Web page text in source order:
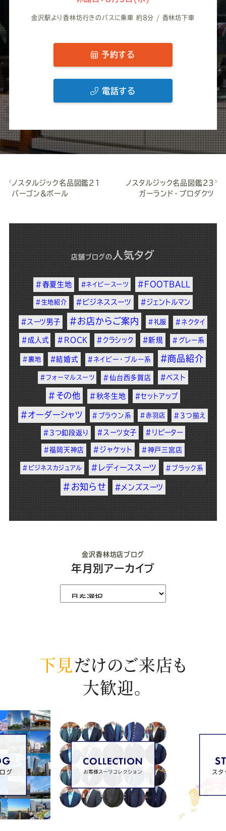
金沢駅より香林坊行きのバスに乗車 約8分 / 香林坊下車
予約する
電話する
ノスタルジック名品図鑑21
バーゴン&ボール
ノスタルジック名品図鑑23
ガーランド・プロダクツ
店舗ブログの 人気タグ
#春夏生地 #ネイビースーツ #FOOTBALL
#生地紹介 #ビジネススーツ #ジェントルマン
#スーツ男子 #お店からご案内 #礼服 #ネクタイ
#成人式 #ROCK #クラシック #新規 #グレー系
#裏地 #結婚式 #ネイビー・ブルー系 #商品紹介
#フォーマルスーツ #仙台西多賀店 #ベスト
#その他 #秋冬生地 #セットアップ
#オーダーシャツ #ブラウン系 #赤羽店 #3つ揃え
#3つ釦段返り #スーツ女子 #リピーター
#福岡天神店 #ジャケット #神戸三宮店
#ビジネスカジュアル #レディーススーツ #ブラック系
#お知らせ #メンズスーツ
金沢香林坊店ブログ
年月別アーカイブ
下見だけのご来店も
大歓迎。